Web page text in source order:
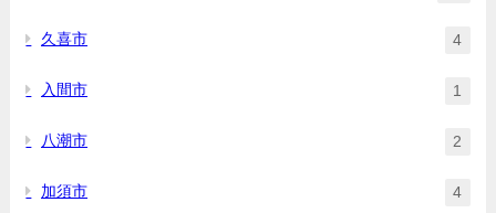
久喜市 4
入間市 1
八潮市 2
加須市 4